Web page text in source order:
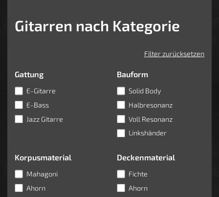
Gitarren nach Kategorie
Filter zurücksetzen
Gattung
E-Gitarre
E-Bass
Jazz Gitarre
Bauform
Solid Body
Halbresonanz
Voll Resonanz
Linkshänder
Korpusmaterial
Mahagoni
Ahorn
Deckenmaterial
Fichte
Ahorn